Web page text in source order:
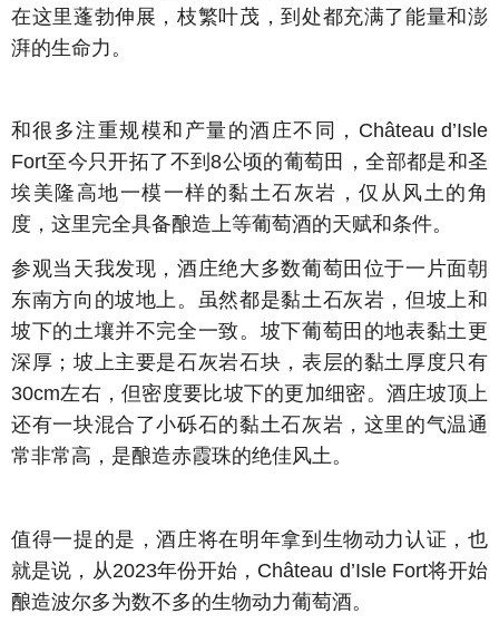
在这里蓬勃伸展，枝繁叶茂，到处都充满了能量和澎
湃的生命力。
和很多注重规模和产量的酒庄不同，Château d’Isle
Fort至今只开拓了不到8公顷的葡萄田，全部都是和圣
埃美隆高地一模一样的黏土石灰岩，仅从风土的角
度，这里完全具备酿造上等葡萄酒的天赋和条件。
参观当天我发现，酒庄绝大多数葡萄田位于一片面朝
东南方向的坡地上。虽然都是黏土石灰岩，但坡上和
坡下的土壤并不完全一致。坡下葡萄田的地表黏土更
深厚；坡上主要是石灰岩石块，表层的黏土厚度只有
30cm左右，但密度要比坡下的更加细密。酒庄坡顶上
还有一块混合了小砾石的黏土石灰岩，这里的气温通
常非常高，是酿造赤霞珠的绝佳风土。
值得一提的是，酒庄将在明年拿到生物动力认证，也
就是说，从2023年份开始，Château d’Isle Fort将开始
酿造波尔多为数不多的生物动力葡萄酒。